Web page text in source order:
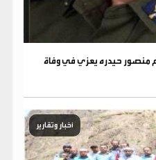
حيدره يعزي في وفاة
أخبار وتقارير